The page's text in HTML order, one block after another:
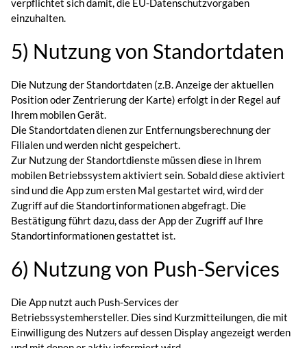
verpflichtet sich damit, die EU-Datenschutzvorgaben
einzuhalten.
5) Nutzung von Standortdaten
Die Nutzung der Standortdaten (z.B. Anzeige der aktuellen
Position oder Zentrierung der Karte) erfolgt in der Regel auf
Ihrem mobilen Gerät.
Die Standortdaten dienen zur Entfernungsberechnung der
Filialen und werden nicht gespeichert.
Zur Nutzung der Standortdienste müssen diese in Ihrem
mobilen Betriebssystem aktiviert sein. Sobald diese aktiviert
sind und die App zum ersten Mal gestartet wird, wird der
Zugriff auf die Standortinformationen abgefragt. Die
Bestätigung führt dazu, dass der App der Zugriff auf Ihre
Standortinformationen gestattet ist.
6) Nutzung von Push-Services
Die App nutzt auch Push-Services der
Betriebssystemhersteller. Dies sind Kurzmitteilungen, die mit
Einwilligung des Nutzers auf dessen Display angezeigt werden